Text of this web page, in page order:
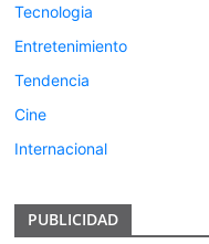
Tecnologia
Entretenimiento
Tendencia
Cine
Internacional
PUBLICIDAD